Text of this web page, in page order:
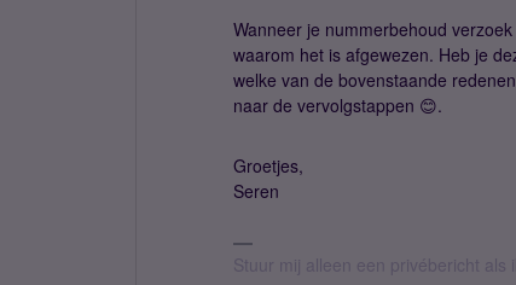
Wanneer je nummerbehoud
waarom het is afgewezen. Heb je
welke van de bovenstaande
naar de vervolgstappen 😊.
Groetjes,
Seren
Stuur mij alleen een privébericht als